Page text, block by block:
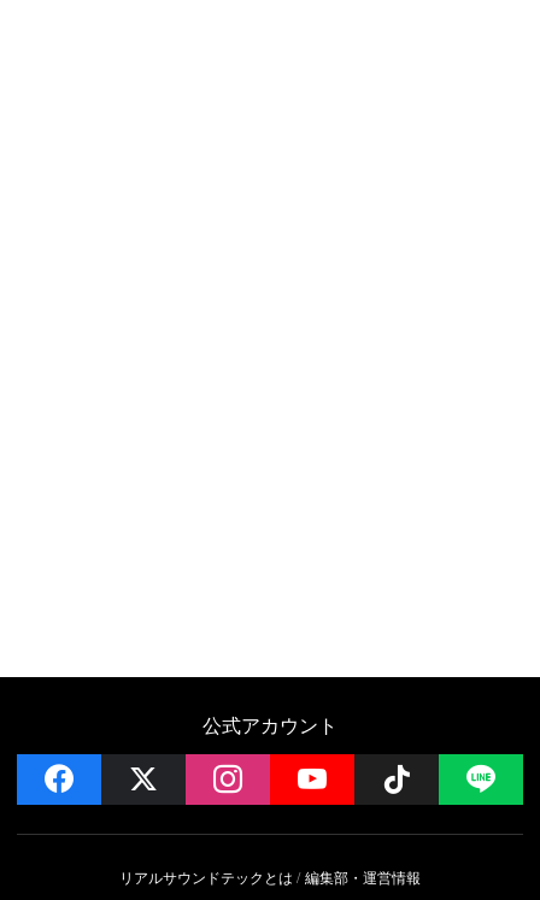
公式アカウント
facebook instagramYouTube Follow
リアルサウンドテックとは 編集部・運営情報